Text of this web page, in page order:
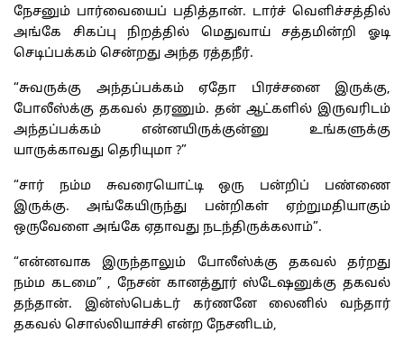
நேசனும் பார்வையைப் பதித்தான். டார்ச் வெளிச்சத்தில்
அங்கே சிகப்பு நிறத்தில் மெதுவாய் சத்தமின்றி ஓடி
செடிப்பக்கம் சென்றது அந்த ரத்தநீர்.
“சுவருக்கு அந்தப்பக்கம் ஏதோ பிரச்சனை இருக்கு,
போலீஸ்க்கு தகவல் தரணும். தன் ஆட்களில் இருவரிடம்
அந்தப்பக்கம் என்னயிருக்குன்னு உங்களுக்கு
யாருக்காவது தெரியுமா ?”
“சார் நம்ம சுவரையொட்டி ஒரு பன்றிப் பண்ணை
இருக்கு. அங்கேயிருந்து பன்றிகள் ஏற்றுமதியாகும்
ஒருவேளை அங்கே ஏதாவது நடந்திருக்கலாம்”.
“என்னவாக இருந்தாலும் போலீஸ்க்கு தகவல் தர்றது
நம்ம கடமை” , நேசன் கானத்தூர் ஸ்டேஷனுக்கு தகவல்
தந்தான். இன்ஸ்பெக்டர் கர்ணனே லைனில் வந்தார்
தகவல் சொல்லியாச்சி என்ற நேசனிடம்,